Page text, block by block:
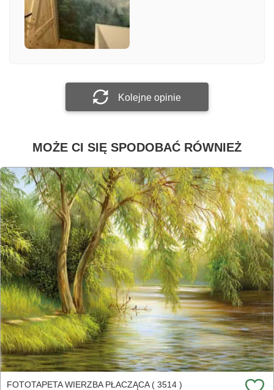
Załącz zdjęcie
Kolejne opinie
MOŻE CI SIĘ SPODOBAĆ RÓWNIEŻ
FOTOTAPETA WIERZBA PŁACZĄCA ( 3514 )